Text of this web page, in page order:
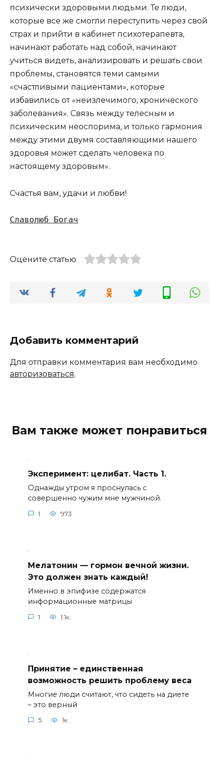
психически здоровыми людьми. Те люди,
которые все же смогли переступить через свой
страх и прийти в кабинет психотерапевта,
начинают работать над собой, начинают
учиться видеть, анализировать и решать свои
проблемы, становятся теми самыми
«счастливыми пациентами», которые
избавились от «неизлечимого, хронического
заболевания». Связь между телесным и
психическим неоспорима, и только гармония
между этими двумя составляющими нашего
здоровья может сделать человека по
настоящему здоровым».
Счастья вам, удачи и любви!
Славолюб Богач
Оцените статью
Добавить комментарий
Для отправки комментария вам необходимо
авторизоваться.
Вам также может понравиться
Эксперимент: целибат. Часть 1.
Однажды утром я проснулась с
совершенно чужим мне мужчиной.
1 973
Мелатонин — гормон вечной жизни.
Это должен знать каждый!
Именно в эпифизе содержатся
информационные матрицы
1 1.1к.
Принятие – единственная
возможность решить проблему веса
Многие люди считают, что сидеть на диете
– это верный
5 1к.